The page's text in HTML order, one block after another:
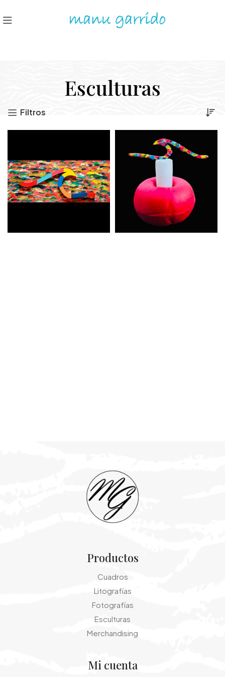
Esculturas
Filtros
Productos
Cuadros
Litografías
Fotografías
Esculturas
Merchandising
Mi cuenta